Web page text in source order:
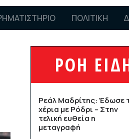
ΠΟΛΙΤΙΚΗ
ΡΟΗ
Ρεάλ Μαδρίτης: Έδωσε
χέρια με Ρόδρι – Στην
τελική ευθεία η
μεταγραφή